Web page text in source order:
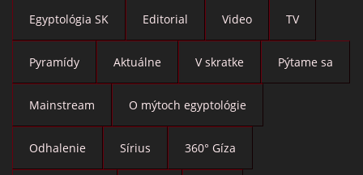
Egyptológia SK Editorial Video TV
Pyramídy Aktuálne V skratke Pýtame sa
Mainstream O mýtoch egyptológie
Odhalenie Sírius 360° Gíza